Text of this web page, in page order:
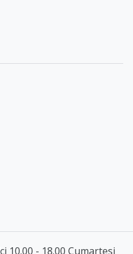
10.00 - 18.00 Cumartesi